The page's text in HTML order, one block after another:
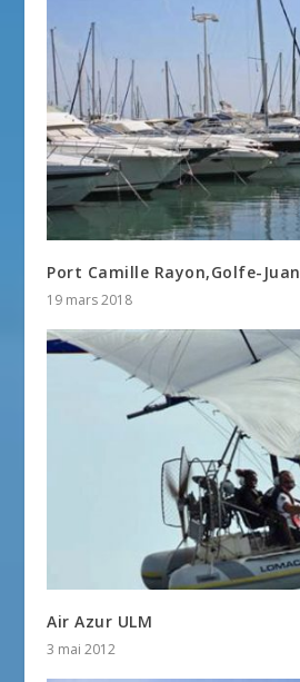
Port Camille Rayon,Golfe-Juan
19 mars 2018
Air Azur ULM
3 mai 2012